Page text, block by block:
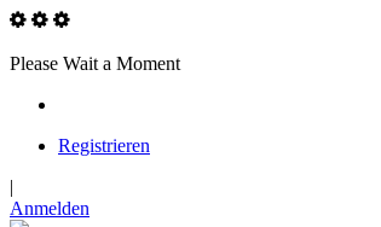
Please Wait a Moment
Registrieren
|
Anmelden